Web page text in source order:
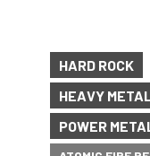
HARD ROCK
HEAVY
POWER